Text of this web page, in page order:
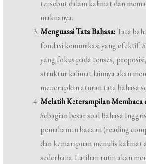
tersebut dalam kalimat dan
maknanya.
Menguasai Tata Bahasa:Tata
fondasi komunikasi yang efektif.
yang fokus pada tenses,
struktur kalimat lainnya akan
menerapkan aturan tata bahasa
Melatih Keterampilan Membaca
Sebagian besar soal Bahasa
pemahaman bacaan (reading
dan kemampuan menulis kalimat
sederhana. Latihan rutin akan